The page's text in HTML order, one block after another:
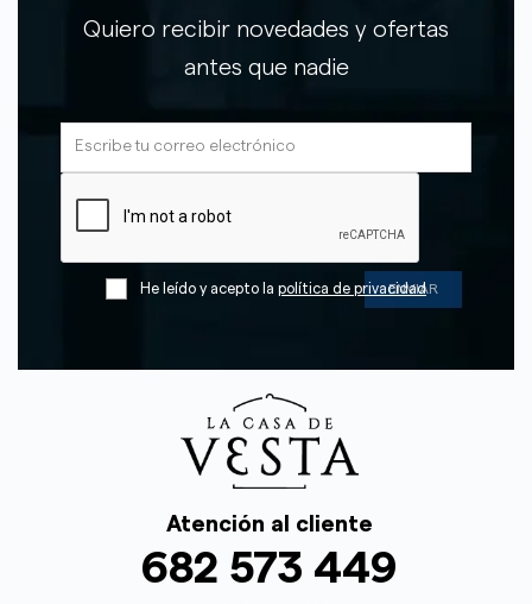
Quiero recibir novedades y ofertas
antes que nadie
He leído y acepto la política de privacidad
Atención al cliente
682 573 449